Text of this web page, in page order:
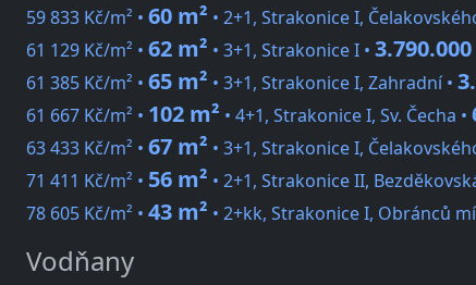
59 833 Kč/m² • 60 m² • 2+1, Strakonice I,
61 129 Kč/m² • 62 m² • 3+1, Strakonice I •
61 385 Kč/m² • 65 m² • 3+1, Strakonice I, Zahradní •
61 667 Kč/m² • 102 m² • 4+1, Strakonice I, Sv. Čecha •
63 433 Kč/m² • 67 m² • 3+1, Strakonice I,
71 411 Kč/m² • 56 m² • 2+1, Strakonice II,
78 605 Kč/m² • 43 m² • 2+kk, Strakonice I, Obránců
Vodňany